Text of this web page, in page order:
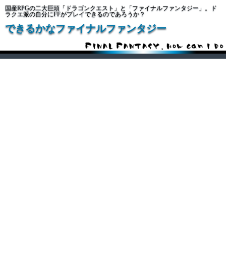
国産RPGの二大巨頭「ドラゴンクエスト」と「ファイナルファンタジー」。ド
ラクエ派の自分にFFがプレイできるのであろうか？
できるかなファイナルファンタジー